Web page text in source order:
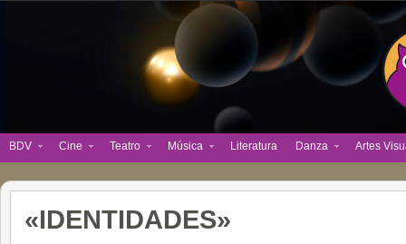
BDV Cine Teatro Música Literatura Danza Artes
«IDENTIDADES»